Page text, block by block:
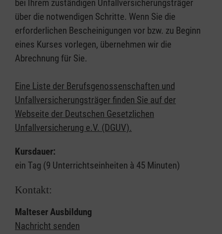
bei Ihrem zuständigen Unfallversicherungsträger
über die notwendigen Schritte. Wenn Sie die
erforderlichen Bescheinigungen vor bzw. zu Beginn
eines Kurses vorlegen, übernehmen wir die
Abrechnung für Sie.
Eine Liste der Berufsgenossenschaften und
Unfallversicherungsträger finden Sie auf der
Webseite der Deutschen Gesetzlichen
Unfallversicherung e.V. (DGUV).
Kursdauer:
ein Tag (9 Unterrichtseinheiten à 45 Minuten)
Kontakt:
Malteser Ausbildung
Nachricht senden